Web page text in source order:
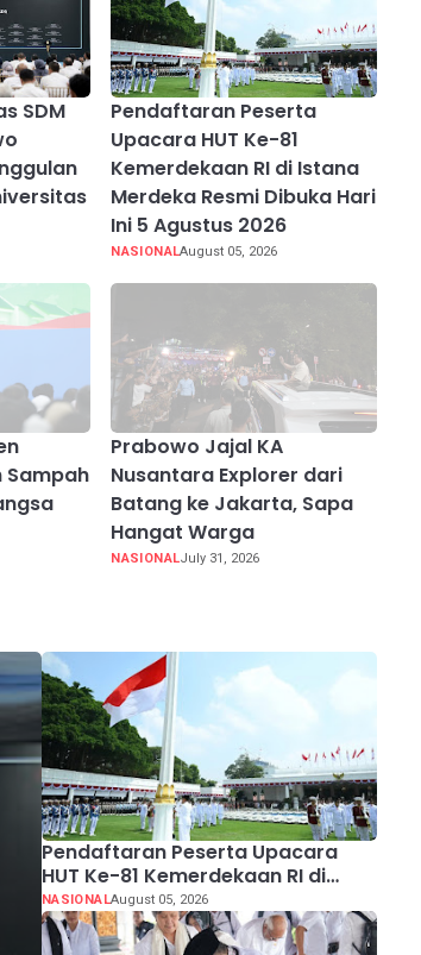
SDM
Pendaftaran Peserta
Upacara HUT Ke-81
Kemerdekaan RI di Istana
Merdeka Resmi Dibuka Hari
Ini 5 Agustus 2026
NASIONALAugust 05, 2026
Sampah
Prabowo Jajal KA
Nusantara Explorer dari
Batang ke Jakarta, Sapa
Hangat Warga
NASIONALJuly 31, 2026
Pendaftaran Peserta Upacara
HUT Ke-81 Kemerdekaan RI di
Istana Merdeka Resmi Dibuka Hari
Ini 5 Agustus 2026
NASIONALAugust 05, 2026